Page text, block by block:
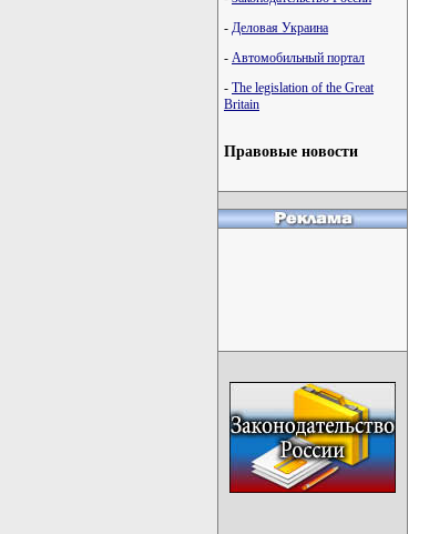
- Деловая Украина
- Автомобильный портал
- The legislation of the Great
Britain
Правовые новости